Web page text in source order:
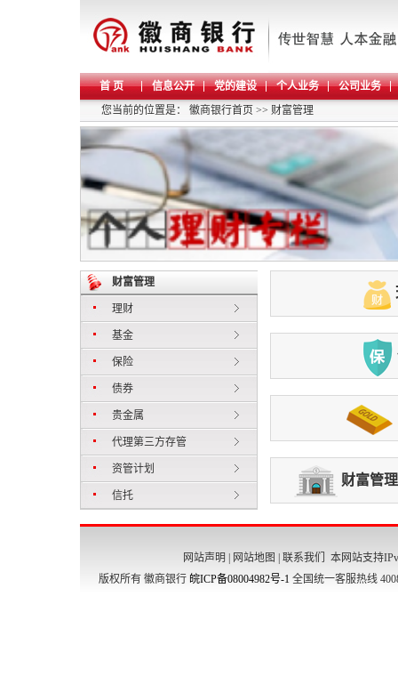
首 页 信息公开 党的建设 个人业务
公司业务
您当前的位置是： 徽商银行首页 >> 财富管理
财富管理
理财
基金
保险
债券
贵金属
代理第三方存管
资管计划
信托
财富管
网站声明 网站地图 联系我们
本网站支持
版权所有 徽商银行 皖ICP备08004982号-1 全国统一客服热线